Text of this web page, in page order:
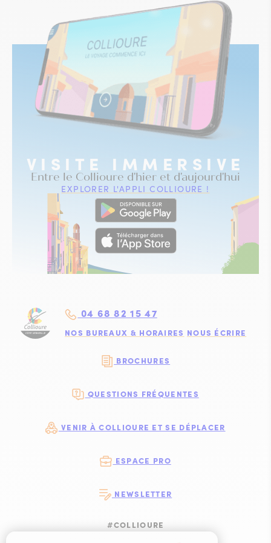
VISITE IMMERSIVE
Entre le Collioure d'hier et d'aujourd'hui
EXPLORER L'APPLI COLLIOURE !
04 68 82 15 47
NOS BUREAUX & HORAIRES NOUS ÉCRIRE
BROCHURES
QUESTIONS FRÉQUENTES
VENIR À COLLIOURE ET SE DÉPLACER
ESPACE PRO
NEWSLETTER
#COLLIOURE